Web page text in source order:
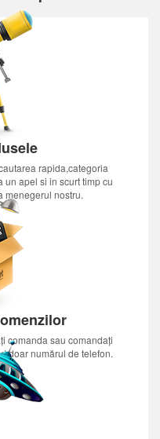
rapida,categoria
un apel si in scurt timp cu
menegerul nostru.
comanda sau comandați
doar numărul de telefon.